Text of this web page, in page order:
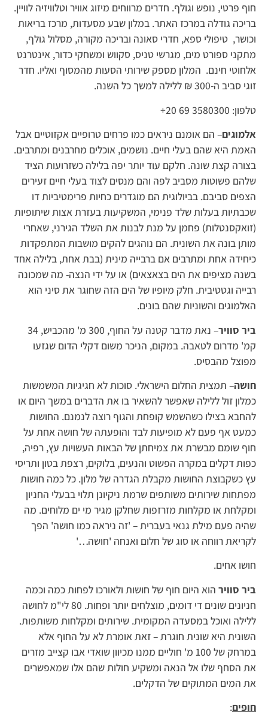
חוף פרטי, נופש וגולף. חדרים מרווחים מיזוג אוויר וטלוויזיה לוויין.
בריכה גודלה במרכז האתר. במלון שבע מסעדות, מרכז בריאות
וכושר, טיפולי ספא, חדרי סאונה ובריכה מקורה, מסלול גולף,
מתקני ספורט מים, מגרשי טניס, סקווש ומשחקי כדור, אינטרנט
אלחוטי חינם. המלון מספק שירותי הסעות מהמסוף ואליו. חדר
זוגי סביב ה-300 ₪ ללילה למשך כל השנה.
טלפון: 3580300 69 20+
אלמוגים– הם אומנם ניראים כמו פרחים טרופיים אקזוטיים אבל
האמת היא שהם בעלי חיים. נושמים, אוכלים מחרבנים ומתרבים.
בצורה קצת שונה. חלקם עוד יותר יפה בלילה כשזרועות הציד
שלהם פשוטות מסביב לפה והם מנסים לצוד בעלי חיים זעירים
הצפים סביבם. בביולוגית הם מוגדרים כחיות פרימטיביות דו
שכבתיות בעלות שלד פנימי, המשקיעות בעזרת אצות שיתופיות
(זואקסנטלות) פחמן על מנת לבנות את השלד הגירני, שאחרי
מותן בונה את השונית. הם נוהגים להקים מושבות המתפקדות
כיחידה אחת ומתרבים אם ברבייה מינית (בבת אחת, בלילה אחד
בשנה מציפים את הים בצאצאים) או על ידי הנצה- מה שמכונה
רבייה וגטטיבית. חלק מיופיו של הים הזה שחוגר את סיני הוא
האלמוגים והשוניות שהם בונים.
ביר סוויר
– נאת מדבר קטנה על החוף, 300 מ' מהכביש, 34
קמ' מדרום לטאבה. במקום, הניכר משום דקלי הדום שגזעו
מפוצל מהבסיס.
חושה– תמצית החלום הישראלי. סוכות לא חגיגיות המשמשות
כמלון זול ללילה שאפשר להשאיר בו את הדברים במשך היום או
להחבא בצילו כשהשמש קופחת והגוף רוצה לנמנם. החושות
כמעט אף פעם לא מופיעות לבד והופעתה של חושה אחת על
חוף שומם מבשרת את צמיחתן של הבאות העשויות עץ, רפיה,
כפות דקלים במקרה הפשוט והנעים, בלוקים, רצפת בטון ותריסי
עץ כשקבוצת החושות מקבלת הגדרה של מלון. כל כמה חושות
מפתחות שירותים משותפים שרמת ניקיונן תלוי בבעלי החניון
ומקלחת או מקלחות מזרזפות שחלקן מגיר מי ים מלוחים. מה
שהיה פעם מילת גנאי בעברית – 'זה ניראה כמו חושה' הפך
לקריאת רווחה או סוג של חלום ואנחה 'חושה…'
חושו אחים.
ביר סוויר הוא היום חוף של חושות ולאורכו לפחות כמה וכמה
חניונים שונים די דומים, מוצלחים יותר ופחות. 80 לי"מ לחושה
ללילה ואוכל במסעדה המקומית. שירותים ומקלחות משותפות.
השונית היא שונית חוגרת – זאת אומרת לא על החוף אלא
במרחק של 100 מ' חוליים ממנו מכיוון שואדי אבו קצייב מזרים
את הסחף שלו אל הנאה ומשקיע חולות שהם אלו שמאפשרים
את המים המתוקים של הדקלים.
חופים: